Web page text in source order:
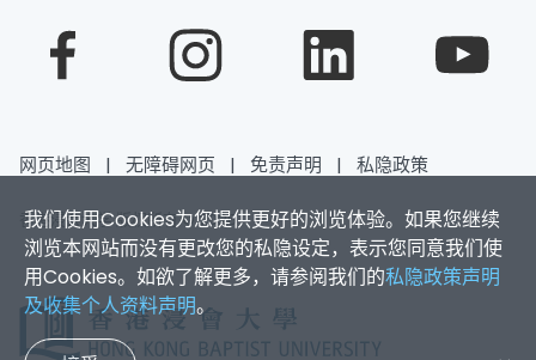
我们使用Cookies为您提供更好的浏览体验。如果您继续
浏览本网站而没有更改您的私隐设定，表示您同意我们使
用Cookies。如欲了解更多，请参阅我们的私隐政策声明
及收集个人资料声明。
网页地图 | 无障碍网页 | 免责声明 | 私隐政策
香港浸会大学 版权所有 © 2026